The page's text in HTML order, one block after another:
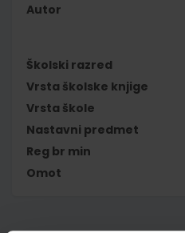
Autor
Školski razred
Vrsta školske knjige
Vrsta škole
Nastavni predmet
Reg br min
Omot